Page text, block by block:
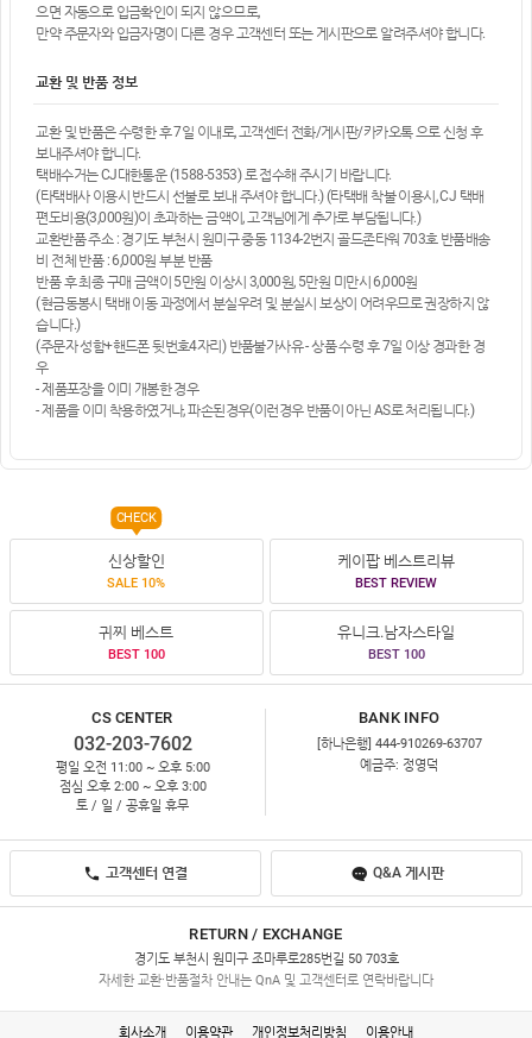
으면 자동으로 입금확인이 되지 않으므로,
만약 주문자와 입금자명이 다른 경우 고객센터 또는 게시판으로 알려주셔야 합니다.
교환 및 반품 정보
교환 및 반품은 수령한 후 7일 이내로, 고객센터 전화/게시판/카카오톡 으로 신청 후
보내주셔야 합니다.
택배수거는 CJ대한통운 (1588-5353) 로 접수해 주시기 바랍니다.
(타택배사 이용시 반드시 선불로 보내 주셔야 합니다.) (타택배 착불 이용시, CJ 택배
편도비용(3,000원)이 초과하는 금액이, 고객님에게 추가로 부담됩니다.)
교환반품 주소 : 경기도 부천시 원미구 중동 1134-2번지 골드존타워 703호 반품배송
비 전체 반품 : 6,000원 부분 반품
반품 후 최종 구매 금액이 5만원 이상시 3,000원, 5만원 미만시 6,000원
(현금동봉시 택배 이동 과정에서 분실우려 및 분실시 보상이 어려우므로 권장하지 않
습니다.)
(주문자 성함+핸드폰 뒷번호4자리) 반품불가사유 - 상품 수령 후 7일 이상 경과한 경
우
- 제품포장을 이미 개봉한 경우
- 제품을 이미 착용하였거나, 파손된경우(이런경우 반품이 아닌 AS로 처리됩니다.)
신상할인
SALE 10%
CHECK
케이팝 베스트리뷰
BEST REVIEW
귀찌 베스트
BEST 100
유니크.남자스타일
BEST 100
CS CENTER
032-203-7602
평일 오전 11:00 ~ 오후 5:00
점심 오후 2:00 ~ 오후 3:00
토 / 일 / 공휴일 휴무
BANK INFO
[하나은행] 444-910269-63707
예금주: 정영덕
고객센터 연결 Q&A 게시판
RETURN / EXCHANGE
경기도 부천시 원미구 조마루로285번길 50 703호
자세한 교환·반품절차 안내는 QnA 및 고객센터로 연락바랍니다
회사소개 이용약관 개인정보처리방침 이용안내